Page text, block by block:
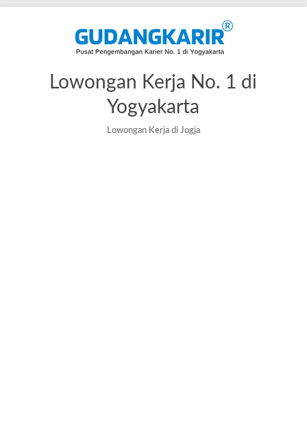
Lowongan Kerja No. 1 di
Yogyakarta
Lowongan Kerja di Jogja